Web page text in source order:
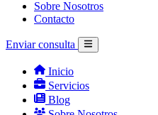
Sobre Nosotros
Contacto
Enviar consulta
Inicio
Servicios
Blog